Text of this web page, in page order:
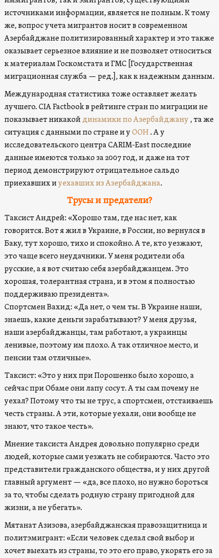
источниками информации, является не полным. К тому
же, вопрос учета мигрантов носит в современном
Азербайджане политизированный характер и это также
оказывает серьезное влияние и не позволяет относиться
к материалам Госкомстата и ГМС [Государственная
миграционная служба — ред.], как к надежным данным.
Международная статистика тоже оставляет желать
лучшего. CIA Factbook в рейтинге стран по миграции не
показывает никакой динамики по Азербайджану , та же
ситуация с данными по стране и у ООН. А у
исследовательского центра CARIM-East последние
данные имеются только за 2007 год, и даже на тот
период демонстрируют отрицательное сальдо
приехавших иуехавших из Азербайджана.
Трусы и предатели?
Таксист Андрей: «Хорошо там, где нас нет, как
говорится. Вот я жил в Украине, в России, но вернулся в
Баку, тут хорошо, тихо и спокойно. А те, кто уезжают,
это чаще всего неудачники. У меня родители оба
русские, а я вот считаю себя азербайджанцем. Это
хорошая, толерантная страна, и в этом я полностью
поддерживаю президента».
Спортсмен Вахид: «Да нет, о чем ты. В Украине наши,
знаешь, какие деньги зарабатывают? У меня друзья,
наши азербайджанцы, там работают, а украинцы
ленивые, поэтому им плохо. А так отличное место, и
пенсии там отличные».
Таксист: «Это у них при Порошенко было хорошо, а
сейчас при Обаме они лапу сосут. А ты сам почему не
уехал? Потому что ты не трус, а спортсмен, отстаиваешь
честь страны. А эти, которые уехали, они вообще не
знают, что такое честь».
Мнение таксиста Андрея довольно популярно среди
людей, которые сами уезжать не собираются. Часто это
представители гражданского общества, и у них другой
главный аргумент — «да, все плохо, но нужно бороться
за то, чтобы сделать родную страну пригодной для
жизни, а не убегать».
Мятанат Азизова, азербайджанская правозащитница и
политэмигрант: «Если человек сделал свой выбор и
хочет выехать из страны, то это его право, укорять его за